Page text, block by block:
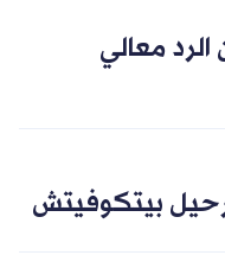
معالي
بيتكوفيتش